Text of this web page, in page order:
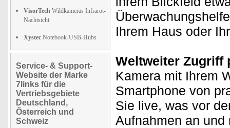
VisorTech Wildkameras Infrarot-
Nachtsicht
Xystec Notebook-USB-Hubs
Service- & Support-
Website der Marke
7links für die
Vertriebsgebiete
Deutschland,
Österreich und
Schweiz
Ihrem Haus oder
Weltweiter Zugriff
Kamera mit Ihrem
Smartphone von
Sie live, was vor
Aufnahmen an